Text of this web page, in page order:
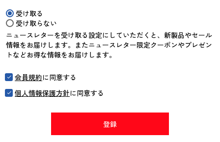
須) 受け取る
受け取らない
ニュースレターを受け取る設定にしていただくと、新製品やセール
情報をお届けします。またニュースレター限定クーポンやプレゼン
トなどお得な情報をお届けします。
会員規約に同意する
個人情報保護方針に同意する
登録